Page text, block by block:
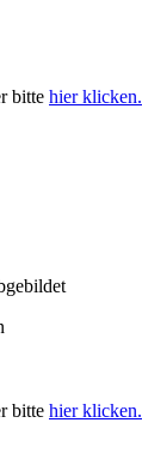
bitte hier klicken.
bitte hier klicken.